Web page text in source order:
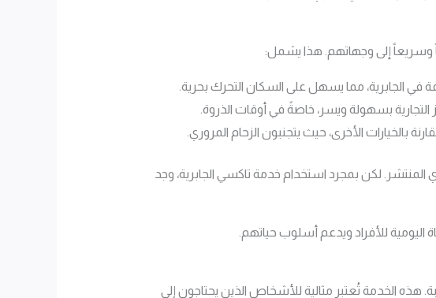
وسريعاً إلى وجهاتهم. هذا يشمل:
في الجابرية، مما يسهل على السكان التحرك بحرية.
التجارية بسهولة ويسر، خاصةً في أوقات الذروة.
بالخيارات الأخرى، حيث يتجنبون الزحام المروري.
لكن بمجرد استخدام خدمة تاكسي الجابرية، وجد
للأفراد ويدعم أسلوب حياتهم.
هذه الخدمة تُعتبر مثالية للأشخاص الذين يحتاجون إلى